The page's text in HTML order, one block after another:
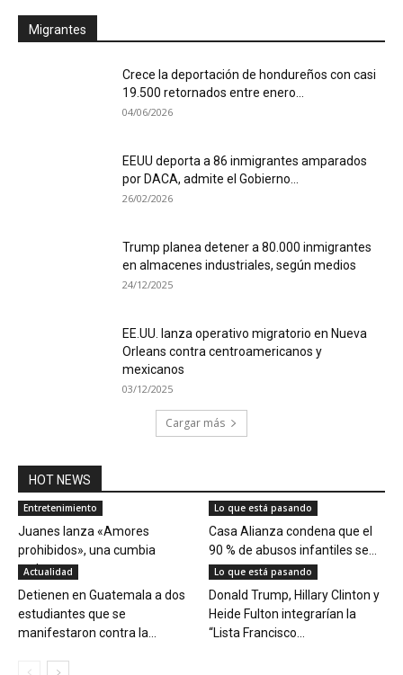
Migrantes
Crece la deportación de hondureños con casi
19.500 retornados entre enero...
04/06/2026
EEUU deporta a 86 inmigrantes amparados
por DACA, admite el Gobierno...
26/02/2026
Trump planea detener a 80.000 inmigrantes
en almacenes industriales, según medios
24/12/2025
EE.UU. lanza operativo migratorio en Nueva
Orleans contra centroamericanos y
mexicanos
03/12/2025
Cargar más
HOT NEWS
Entretenimiento
Juanes lanza «Amores
prohibidos», una cumbia
rockera
Lo que está pasando
Casa Alianza condena que el
90 % de abusos infantiles se...
Actualidad
Detienen en Guatemala a dos
estudiantes que se
manifestaron contra la...
Lo que está pasando
Donald Trump, Hillary Clinton y
Heide Fulton integrarían la
“Lista Francisco...